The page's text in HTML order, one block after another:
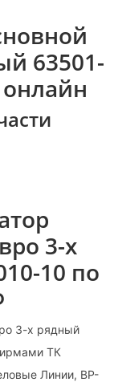
63501-
онлайн
3-х
10 по
3-х рядный
ТК
Линии, ВР-